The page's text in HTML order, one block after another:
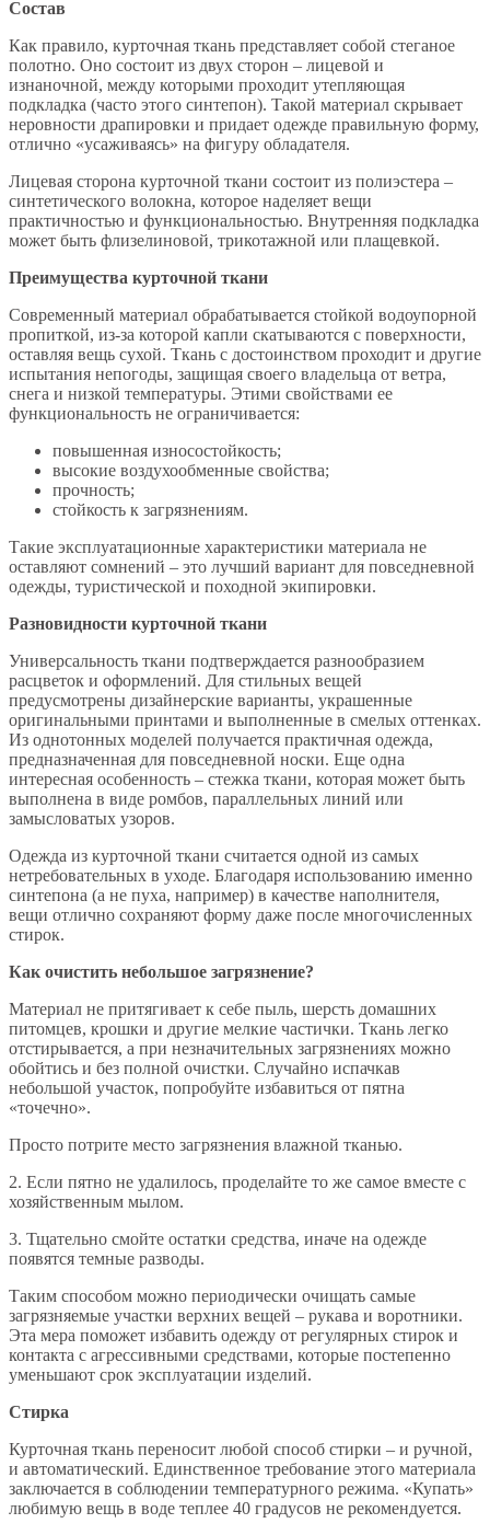
Состав
Как правило, курточная ткань представляет собой стеганое
полотно. Оно состоит из двух сторон – лицевой и
изнаночной, между которыми проходит утепляющая
подкладка (часто этого синтепон). Такой материал скрывает
неровности драпировки и придает одежде правильную форму,
отлично «усаживаясь» на фигуру обладателя.
Лицевая сторона курточной ткани состоит из полиэстера –
синтетического волокна, которое наделяет вещи
практичностью и функциональностью. Внутренняя подкладка
может быть флизелиновой, трикотажной или плащевкой.
Преимущества курточной ткани
Современный материал обрабатывается стойкой водоупорной
пропиткой, из-за которой капли скатываются с поверхности,
оставляя вещь сухой. Ткань с достоинством проходит и другие
испытания непогоды, защищая своего владельца от ветра,
снега и низкой температуры. Этими свойствами ее
функциональность не ограничивается:
повышенная износостойкость;
высокие воздухообменные свойства;
прочность;
стойкость к загрязнениям.
Такие эксплуатационные характеристики материала не
оставляют сомнений – это лучший вариант для повседневной
одежды, туристической и походной экипировки.
Разновидности курточной ткани
Универсальность ткани подтверждается разнообразием
расцветок и оформлений. Для стильных вещей
предусмотрены дизайнерские варианты, украшенные
оригинальными принтами и выполненные в смелых оттенках.
Из однотонных моделей получается практичная одежда,
предназначенная для повседневной носки. Еще одна
интересная особенность – стежка ткани, которая может быть
выполнена в виде ромбов, параллельных линий или
замысловатых узоров.
Одежда из курточной ткани считается одной из самых
нетребовательных в уходе. Благодаря использованию именно
синтепона (а не пуха, например) в качестве наполнителя,
вещи отлично сохраняют форму даже после многочисленных
стирок.
Как очистить небольшое загрязнение?
Материал не притягивает к себе пыль, шерсть домашних
питомцев, крошки и другие мелкие частички. Ткань легко
отстирывается, а при незначительных загрязнениях можно
обойтись и без полной очистки. Случайно испачкав
небольшой участок, попробуйте избавиться от пятна
«точечно».
Просто потрите место загрязнения влажной тканью.
2. Если пятно не удалилось, проделайте то же самое вместе с
хозяйственным мылом.
3. Тщательно смойте остатки средства, иначе на одежде
появятся темные разводы.
Таким способом можно периодически очищать самые
загрязняемые участки верхних вещей – рукава и воротники.
Эта мера поможет избавить одежду от регулярных стирок и
контакта с агрессивными средствами, которые постепенно
уменьшают срок эксплуатации изделий.
Стирка
Курточная ткань переносит любой способ стирки – и ручной,
и автоматический. Единственное требование этого материала
заключается в соблюдении температурного режима. «Купать»
любимую вещь в воде теплее 40 градусов не рекомендуется.